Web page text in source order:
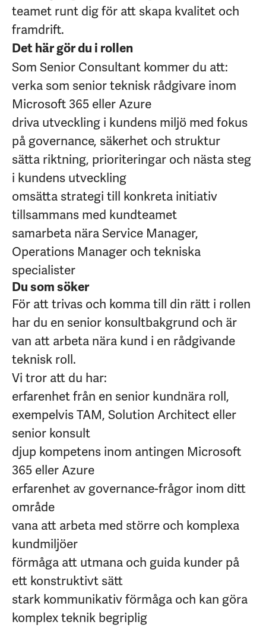
teamet runt dig för att skapa kvalitet och
framdrift.
Det här gör du i rollen
Som Senior Consultant kommer du att:
verka som senior teknisk rådgivare inom
Microsoft 365 eller Azure
driva utveckling i kundens miljö med fokus
på governance, säkerhet och struktur
sätta riktning, prioriteringar och nästa steg
i kundens utveckling
omsätta strategi till konkreta initiativ
tillsammans med kundteamet
samarbeta nära Service Manager,
Operations Manager och tekniska
specialister
Du som söker
För att trivas och komma till din rätt i rollen
har du en senior konsultbakgrund och är
van att arbeta nära kund i en rådgivande
teknisk roll.
Vi tror att du har:
erfarenhet från en senior kundnära roll,
exempelvis TAM, Solution Architect eller
senior konsult
djup kompetens inom antingen Microsoft
365 eller Azure
erfarenhet av governance-frågor inom ditt
område
vana att arbeta med större och komplexa
kundmiljöer
förmåga att utmana och guida kunder på
ett konstruktivt sätt
stark kommunikativ förmåga och kan göra
komplex teknik begriplig